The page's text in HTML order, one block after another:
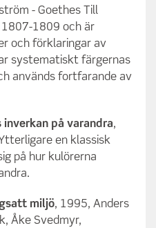
- Goethes Till
1809 och är
och förklaringar av
systematiskt färgernas
används fortfarande av
på varandra,
en klassisk
på hur kulörerna
miljö, 1995, Anders
Åke Svedmyr,